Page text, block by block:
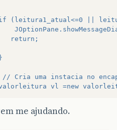
if (leitura1_atual<=0 ||
					return;
// Cria uma instacia no
valorleitura vl =new
//acessar o atributos de
vl.setString_n2
me ajudando.